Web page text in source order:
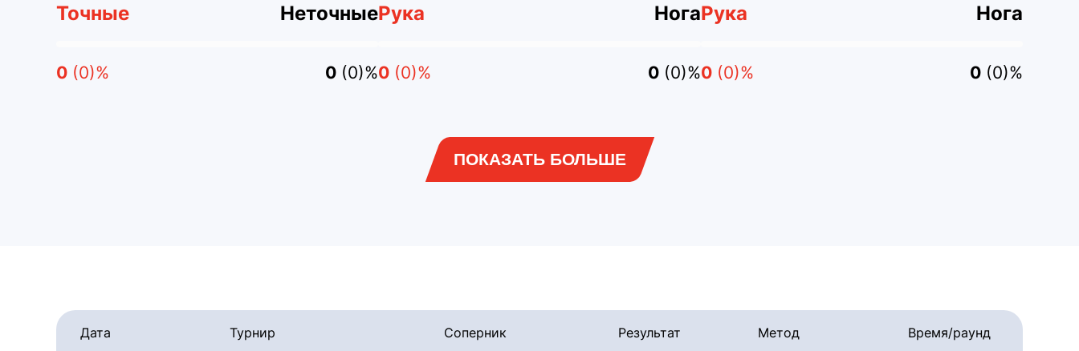
Точные Неточные
0 (0)% 0 (0)%
Рука Нога
0 (0)% 0 (0)%
Рука Нога
0 (0)% 0 (0)%
ПОКАЗАТЬ БОЛЬШЕ
Дата Турнир Соперник Результат Метод Время/раунд